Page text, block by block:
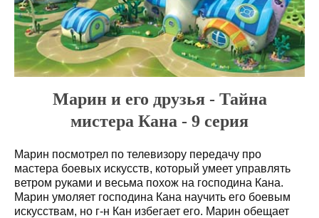
Марин и его друзья - Тайна
мистера Кана - 9 серия
Марин посмотрел по телевизору передачу про
мастера боевых искусств, который умеет управлять
ветром руками и весьма похож на господина Кана.
Марин умоляет господина Кана научить его боевым
искусствам, но г-н Кан избегает его. Марин обещает